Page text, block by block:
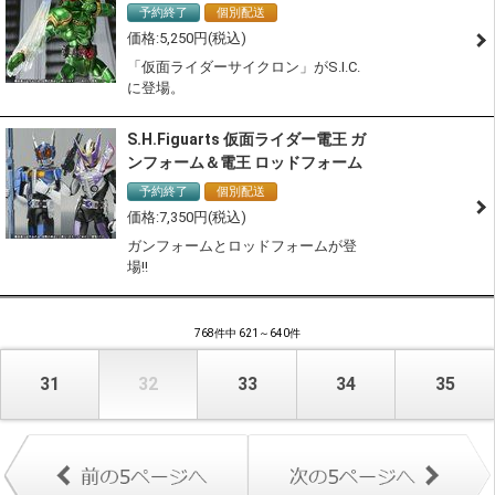
予約終了 個別配送
5,250
「仮面ライダーサイクロン」がS.I.C.
に登場。
S.H.Figuarts 仮面ライダー電王 ガ
ンフォーム＆電王 ロッドフォーム
予約終了 個別配送
7,350
ガンフォームとロッドフォームが登
場!!
768件中 621～640件
31 32 33 34 35